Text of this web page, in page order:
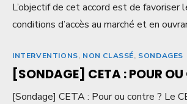
L’objectif de cet accord est de favoriser
conditions d’accès au marché et en
INTERVENTIONS, NON CLASSÉ, SONDAGES
[SONDAGE] CETA : POUR OU
[Sondage] CETA : Pour ou contre ? Le